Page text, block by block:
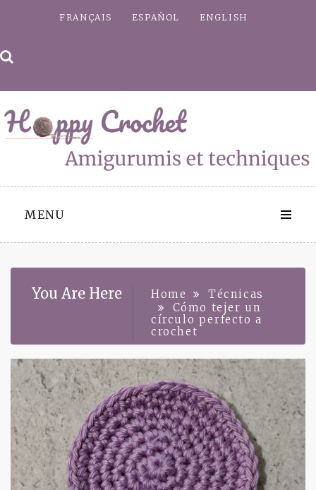
FRANÇAIS ESPAÑOL ENGLISH
MENU
You Are Here Home
Técnicas
Cómo tejer un
círculo perfecto a
crochet